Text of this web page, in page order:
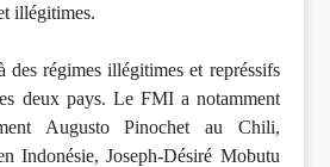
illégitimes.
régimes illégitimes et représsifs
deux pays. Le FMI a notamment
Augusto Pinochet au Chili,
Indonésie, Joseph-Désiré Mobutu